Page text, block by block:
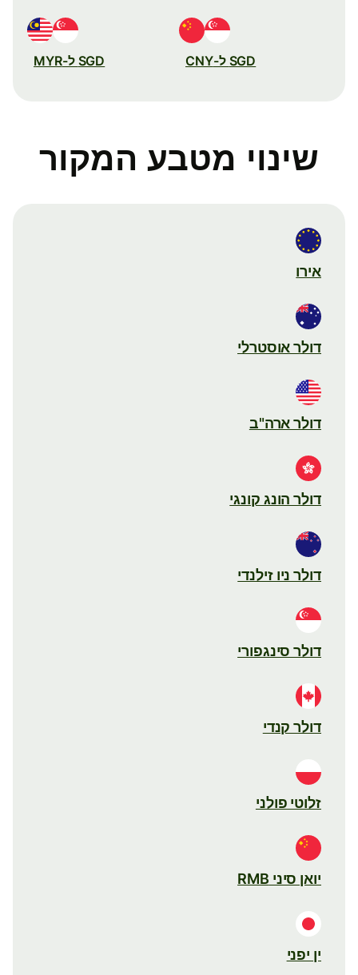
SGD ל-CNY SGD ל-MYR
שינוי מטבע המקור
אירו
דולר אוסטרלי
דולר ארה"ב
דולר הונג קונגי
דולר ניו זילנדי
דולר סינגפורי
דולר קנדי
זלוטי פולני
יואן סיני RMB
ין יפני